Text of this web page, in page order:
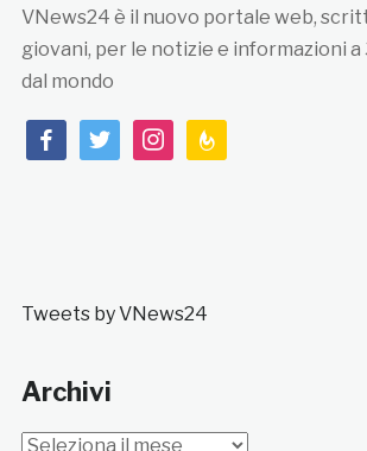
VNews24 è il nuovo portale web,
giovani, per le notizie e informazioni a
dal mondo
facebooktwitterinstagramfeedburner
Tweets by VNews24
Archivi
Archivi